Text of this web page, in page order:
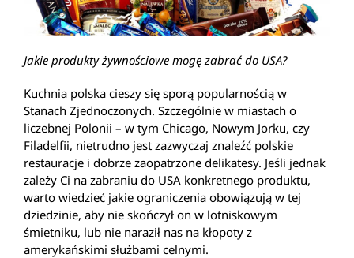
Jakie produkty żywnościowe mogę zabrać do USA?
Kuchnia polska cieszy się sporą popularnością w
Stanach Zjednoczonych. Szczególnie w miastach o
liczebnej Polonii – w tym Chicago, Nowym Jorku, czy
Filadelfii, nietrudno jest zazwyczaj znaleźć polskie
restauracje i dobrze zaopatrzone delikatesy. Jeśli jednak
zależy Ci na zabraniu do USA konkretnego produktu,
warto wiedzieć jakie ograniczenia obowiązują w tej
dziedzinie, aby nie skończył on w lotniskowym
śmietniku, lub nie naraził nas na kłopoty z
amerykańskimi służbami celnymi.